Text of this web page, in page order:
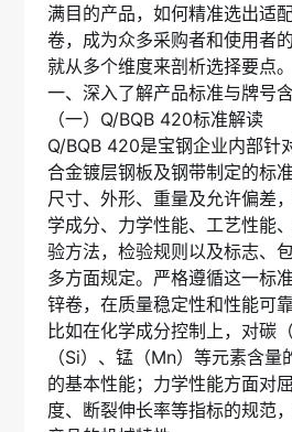
满目的产品，如何精准选出适
卷，成为众多采购者和使用者
就从多个维度来剖析选择要点。
一、深入了解产品标准与牌号
（一）Q/BQB 420标准解读
Q/BQB 420是宝钢企业内部针
合金镀层钢板及钢带制定的标
尺寸、外形、重量及允许偏差
学成分、力学性能、工艺性能
验方法，检验规则以及标志、
多方面规定。严格遵循这一标
锌卷，在质量稳定性和性能可
比如在化学成分控制上，对碳
（Si）、锰（Mn）等元素含
的基本性能；力学性能方面对
度、断裂伸长率等指标的规范